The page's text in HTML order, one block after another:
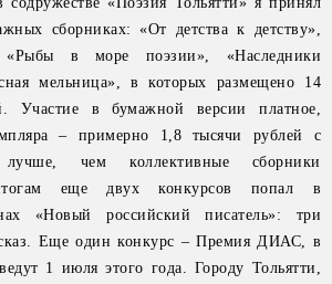
сборниках: «От детства к детству»,
в море поэзии», «Наследники
мельница», в которых размещено 14
Участие в бумажной версии платное,
– примерно 1,8 тысячи рублей с
чем коллективные сборники
еще двух конкурсов попал в
«Новый российский писатель»: три
Еще один конкурс – Премия ДИАС, в
1 июля этого года. Городу Тольятти,